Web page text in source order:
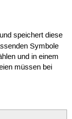
speichert diese
Symbole
und in einem
müssen bei